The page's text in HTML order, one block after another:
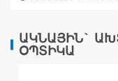
ԱԿՆԱՅԻՆ`
ՕՊՏԻԿԱ